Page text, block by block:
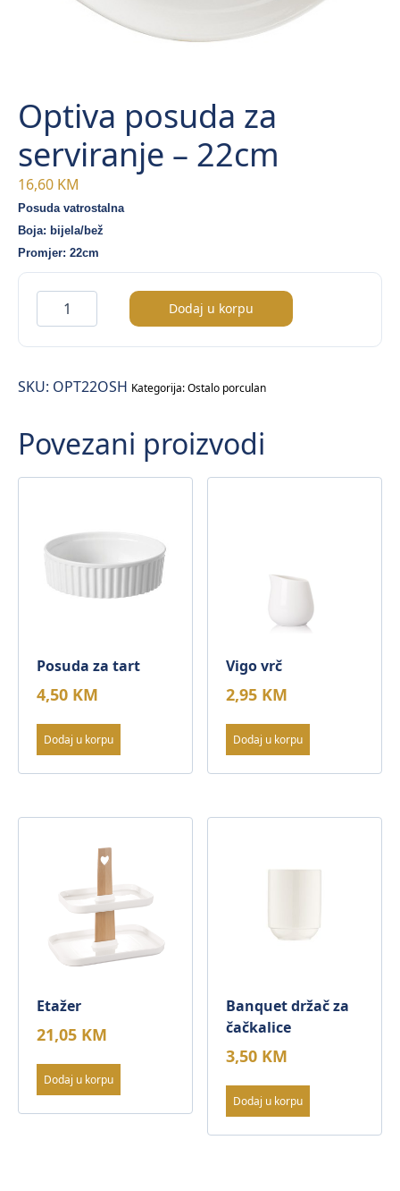
Optiva posuda za
serviranje – 22cm
16,60 KM
Posuda vatrostalna
Boja: bijela/bež
Promjer: 22cm
Optiva
posuda
za
–
količina
Dodaj u korpu
SKU: OPT22OSH Kategorija:Ostalo porculan
Povezani proizvodi
Posuda za tart
4,50 KM
Dodaj u korpu
Vigo vrč
2,95 KM
Dodaj u korpu
Etažer
21,05 KM
Dodaj u korpu
Banquet držač za
čačkalice
3,50 KM
Dodaj u korpu